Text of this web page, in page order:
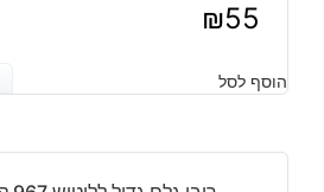
₪55
הוסף לסל